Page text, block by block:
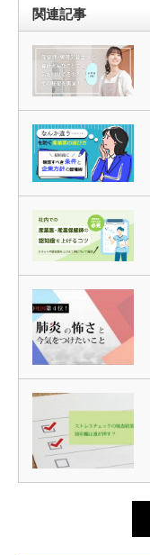
関連記事